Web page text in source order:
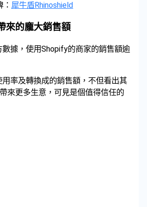
犀牛盾Rhinoshield
來的龐大銷售額
據，使用Shopify的商家的銷售額逾
率及轉換成的銷售額，不但看出其
來更多生意，可見是個值得信任的